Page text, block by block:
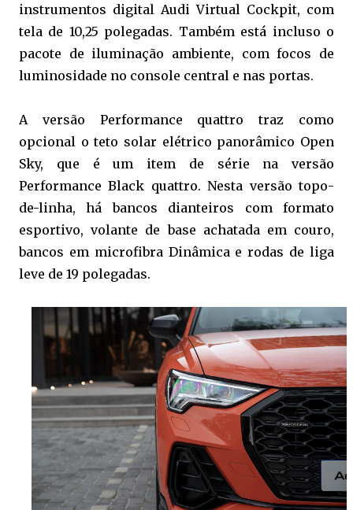
instrumentos digital Audi Virtual Cockpit, com
tela de 10,25 polegadas. Também está incluso o
pacote de iluminação ambiente, com focos de
luminosidade no console central e nas portas.
A versão Performance quattro traz como
opcional o teto solar elétrico panorâmico Open
Sky, que é um item de série na versão
Performance Black quattro. Nesta versão topo-
de-linha, há bancos dianteiros com formato
esportivo, volante de base achatada em couro,
bancos em microfibra Dinâmica e rodas de liga
leve de 19 polegadas.